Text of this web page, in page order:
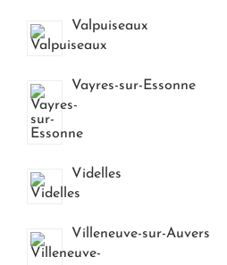
Valpuiseaux
Vayres-sur-Essonne
Videlles
Villeneuve-sur-Auvers